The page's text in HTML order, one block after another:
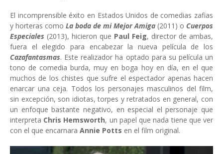
El incomprensible éxito en Estados Unidos de comedias zafias
y horteras como La boda de mi Mejor Amiga (2011) o Cuerpos
Especiales (2013), hicieron que Paul Feig, director de ambas,
fuera el elegido para encabezar la nueva película de los
Cazafantasmas. Este realizador ha optado para su película un
tono de comedia burda, muy en boga hoy en día, en el que
muchos de los chistes que sufre el espectador apenas hacen
enarcar una ceja. Todos los personajes masculinos del film,
sin excepción, son idiotas, torpes y retratados en general, con
un enfoque bastante negativo, en especial el personaje que
interpreta Chris Hemsworth, un papel que nada tiene que ver
con el que encarnara Annie Potts en el film original.